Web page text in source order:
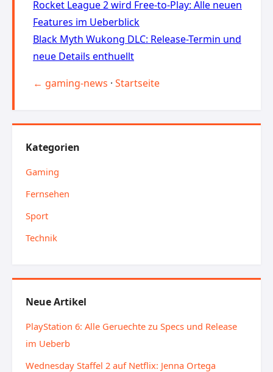
Rocket League 2 wird Free-to-Play: Alle neuen
Features im Ueberblick
Black Myth Wukong DLC: Release-Termin und
neue Details enthuellt
← gaming-news · Startseite
Kategorien
Gaming
Fernsehen
Sport
Technik
Neue Artikel
PlayStation 6: Alle Geruechte zu Specs und Release
im Ueberb
Wednesday Staffel 2 auf Netflix: Jenna Ortega